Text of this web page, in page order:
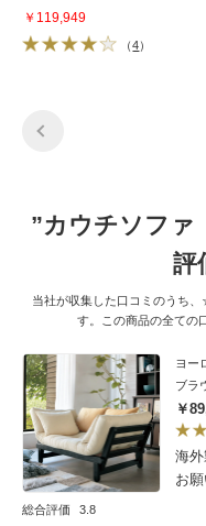
￥119,949
（4）
”カウチソファ
評
当社が収集した口コミのうち
す。この商品の全ての
総合評価 3.8
ブラ
￥
海
お
ず